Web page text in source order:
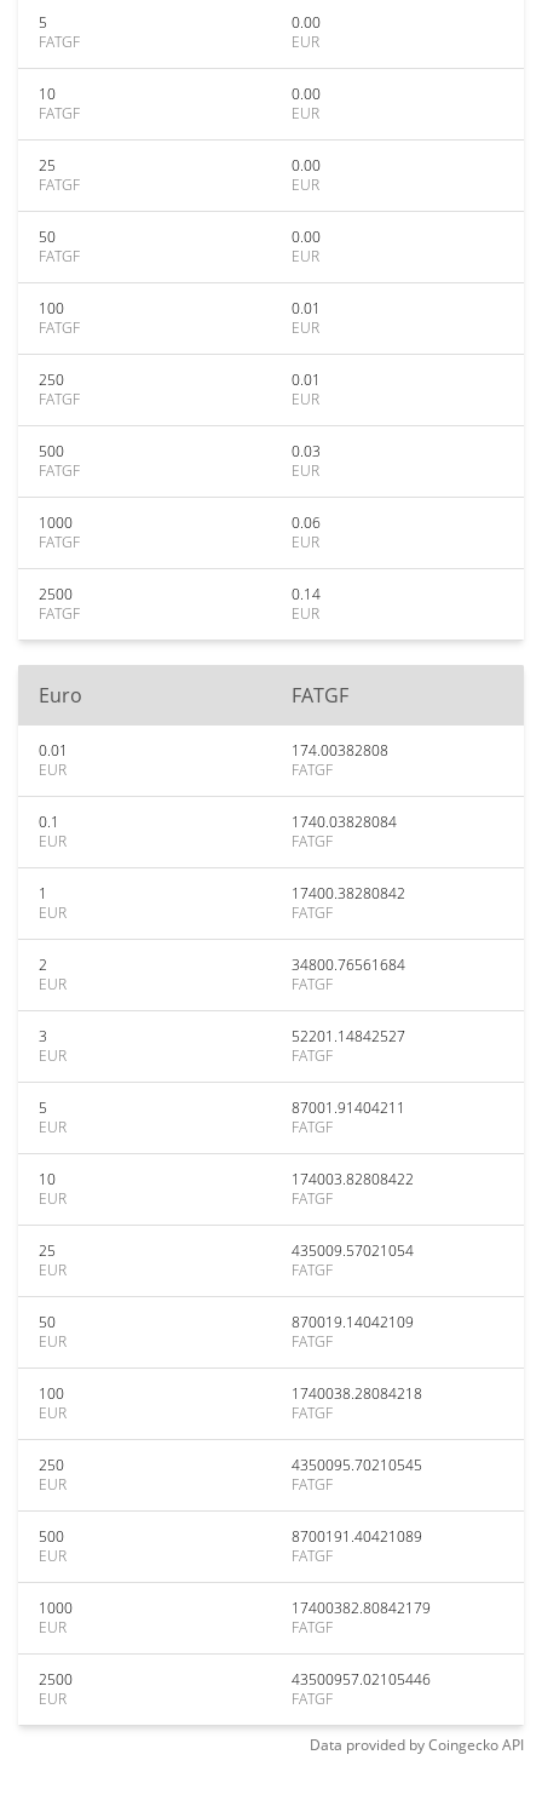
5
FATGF
0.00
EUR
10
FATGF
0.00
EUR
25
FATGF
0.00
EUR
50
FATGF
0.00
EUR
100
FATGF
0.01
EUR
250
FATGF
0.01
EUR
500
FATGF
0.03
EUR
1000
FATGF
0.06
EUR
2500
FATGF
0.14
EUR
Euro FATGF
0.01
EUR
174.00382808
FATGF
0.1
EUR
1740.03828084
FATGF
1
EUR
17400.38280842
FATGF
2
EUR
34800.76561684
FATGF
3
EUR
52201.14842527
FATGF
5
EUR
87001.91404211
FATGF
10
EUR
174003.82808422
FATGF
25
EUR
435009.57021054
FATGF
50
EUR
870019.14042109
FATGF
100
EUR
1740038.28084218
FATGF
250
EUR
4350095.70210545
FATGF
500
EUR
8700191.40421089
FATGF
1000
EUR
17400382.80842179
FATGF
2500
EUR
43500957.02105446
FATGF
Data provided byCoingeckoAPI